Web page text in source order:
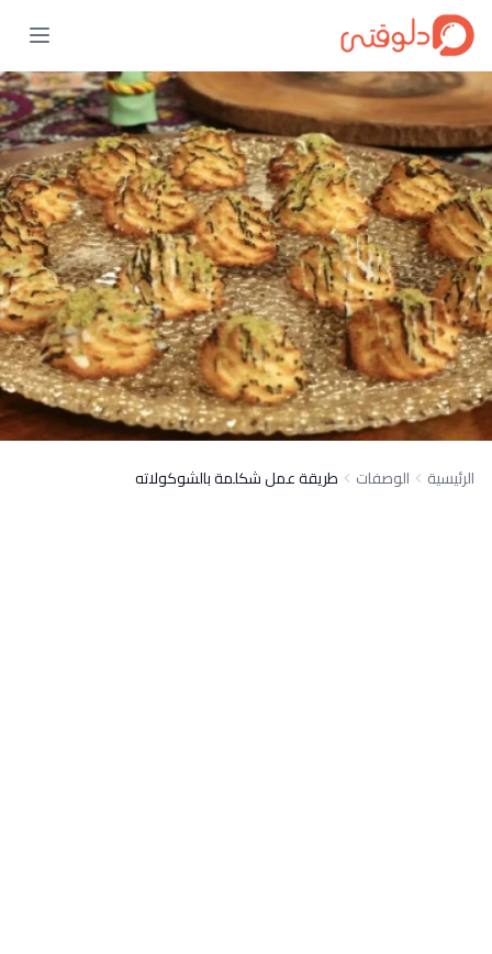
الرئيسية الوصفات طريقة عمل شكلمة بالشوكولاته